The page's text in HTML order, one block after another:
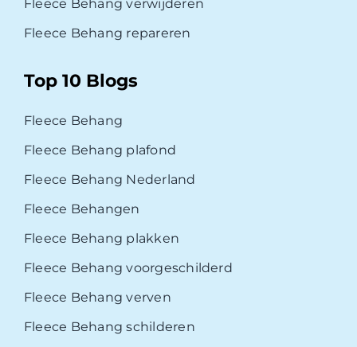
Fleece Behang verwijderen
Fleece Behang repareren
Top 10 Blogs
Fleece Behang
Fleece Behang plafond
Fleece Behang Nederland
Fleece Behangen
Fleece Behang plakken
Fleece Behang voorgeschilderd
Fleece Behang verven
Fleece Behang schilderen